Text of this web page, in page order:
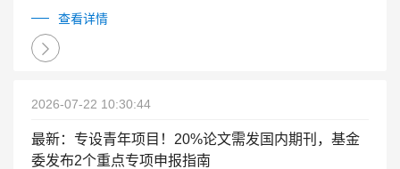
人才一体化发展的要求，2026年自然科学基金委继续试点
实施国家自然科学基金青年学生基础研究项目（博士研究
生）（以下简称博士生项目）...
查看详情
2026-07-22 10:30:44
最新：专设青年项目！20%论文需发国内期刊，基金
委发布2个重点专项申报指南